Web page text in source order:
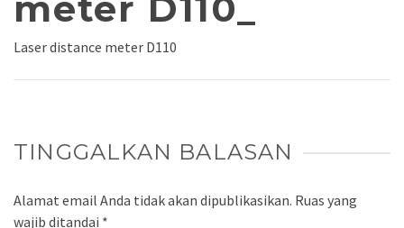
Laser distance meter D110
TINGGALKAN BALASAN
Alamat email Anda tidak akan dipublikasikan. Ruas yang
wajib ditandai *